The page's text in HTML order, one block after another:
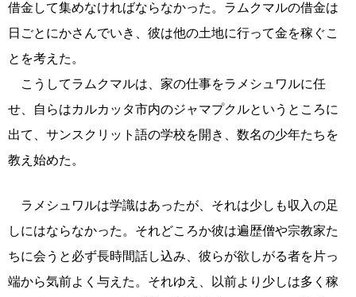
借金して集めなければならなかった。ラムクマルの借金は
日ごとにかさんでいき、彼は他の土地に行って金を稼ぐこ
とを考えた。
こうしてラムクマルは、家の仕事をラメシュワルに任
せ、自らはカルカッタ市内のジャマプクルというところに
出て、サンスクリット語の学校を開き、数名の少年たちを
教え始めた。
ラメシュワルは学識はあったが、それは少しも収入の足
しにはならなかった。それどころか彼は遍歴僧や宗教家た
ちに会うと必ず長時間話し込み、彼らが欲しがる者を片っ
端から気前よく与えた。それゆえ、以前より少しは多く稼